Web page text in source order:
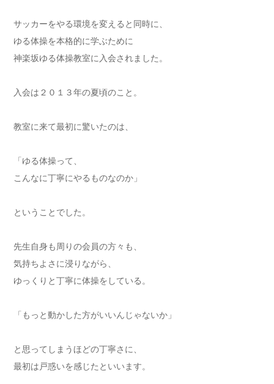
サッカーをやる環境を変えると同時に、
ゆる体操を本格的に学ぶために
神楽坂ゆる体操教室に入会されました。
入会は２０１３年の夏頃のこと。
教室に来て最初に驚いたのは、
「ゆる体操って、
こんなに丁寧にやるものなのか」
ということでした。
先生自身も周りの会員の方々も、
気持ちよさに浸りながら、
ゆっくりと丁寧に体操をしている。
「もっと動かした方がいいんじゃないか」
と思ってしまうほどの丁寧さに、
最初は戸惑いを感じたといいます。